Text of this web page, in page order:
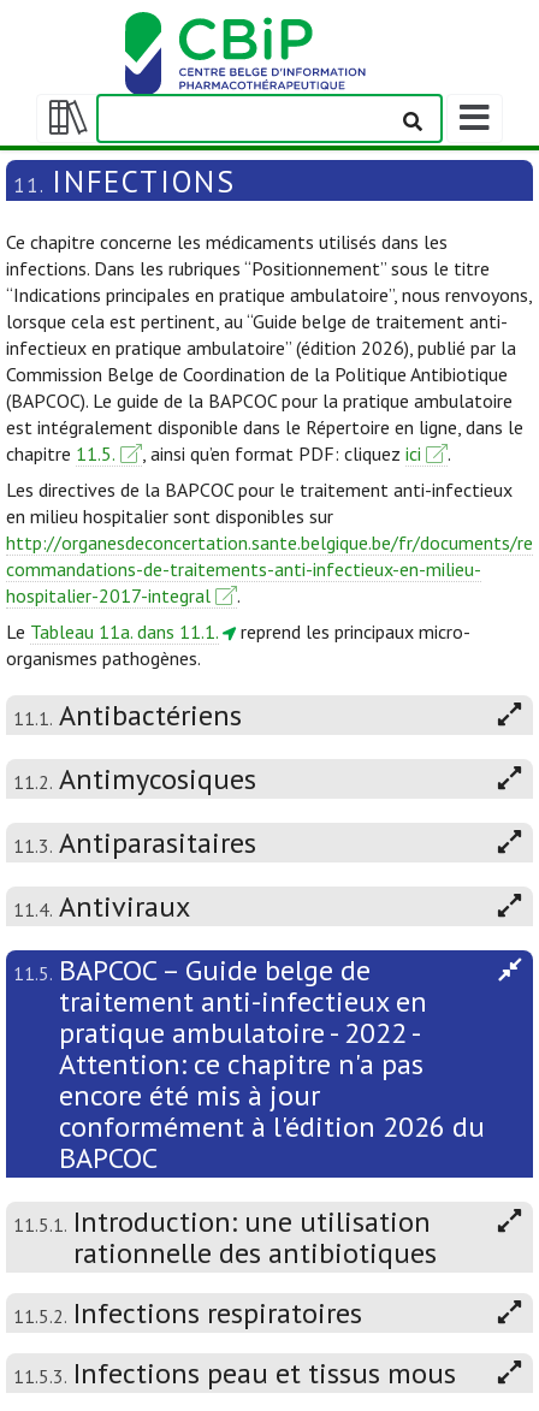
Afficher/masquer
la
table
matières
Afficher/
la
barre
navigation
11. INFECTIONS
Ce chapitre concerne les médicaments utilisés dans les
infections. Dans les rubriques “Positionnement” sous le titre
“Indications principales en pratique ambulatoire”, nous renvoyons,
lorsque cela est pertinent, au “Guide belge de traitement anti-
infectieux en pratique ambulatoire” (édition 2026), publié par la
Commission Belge de Coordination de la Politique Antibiotique
(BAPCOC). Le guide de la BAPCOC pour la pratique ambulatoire
est intégralement disponible dans le Répertoire en ligne, dans le
chapitre 11.5. , ainsi qu’en format PDF: cliquez ici
.
Les directives de la BAPCOC pour le traitement anti-infectieux
en milieu hospitalier sont disponibles sur
http://organesdeconcertation.sante.belgique.be/fr/documents/re
commandations-de-traitements-anti-infectieux-en-milieu-
hospitalier-2017-integral
.
Le Tableau 11a. dans 11.1.
reprend les principaux micro-
organismes pathogènes.
11.1. Antibactériens
11.2. Antimycosiques
11.3. Antiparasitaires
11.4. Antiviraux
11.5. BAPCOC – Guide belge de
traitement anti-infectieux en
pratique ambulatoire - 2022 -
Attention: ce chapitre n'a pas
encore été mis à jour
conformément à l'édition 2026 du
BAPCOC
11.5.1. Introduction: une utilisation
rationnelle des antibiotiques
11.5.2. Infections respiratoires
11.5.3. Infections peau et tissus mous